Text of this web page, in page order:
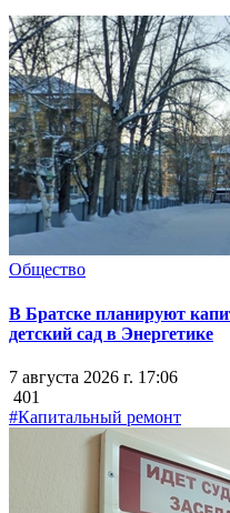
Общество
В Братске планируют
детский сад в Энергетике
7 августа 2026 г. 17:06
401
#Капитальный ремонт